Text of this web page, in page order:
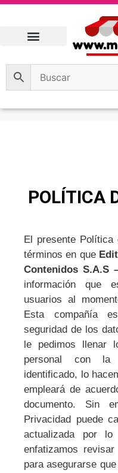
POLÍTICA
El presente Política
términos en que
Contenidos S.A.S
información que
usuarios al
Esta compañía
seguridad de los
le pedimos llenar
personal con
identificado, lo
empleará de
documento. Sin
Privacidad puede
actualizada por
enfatizamos
para asegurarse